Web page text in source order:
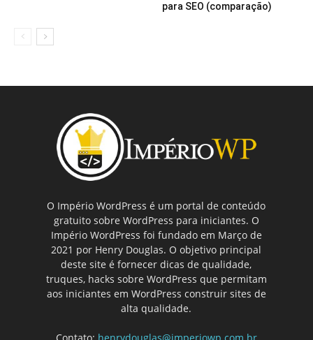
para SEO (comparação)
O Império WordPress é um portal de conteúdo
gratuito sobre WordPress para iniciantes. O
Império WordPress foi fundado em Março de
2021 por Henry Douglas. O objetivo principal
deste site é fornecer dicas de qualidade,
truques, hacks sobre WordPress que permitam
aos iniciantes em WordPress construir sites de
alta qualidade.